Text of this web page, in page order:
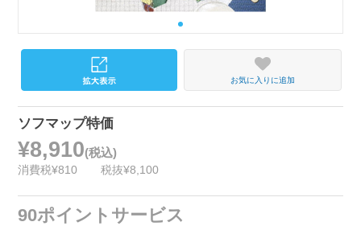
お気に入りに追加
ソフマップ特価
¥8,910(税込)
消費税¥810 税抜¥8,100
90ポイントサービス